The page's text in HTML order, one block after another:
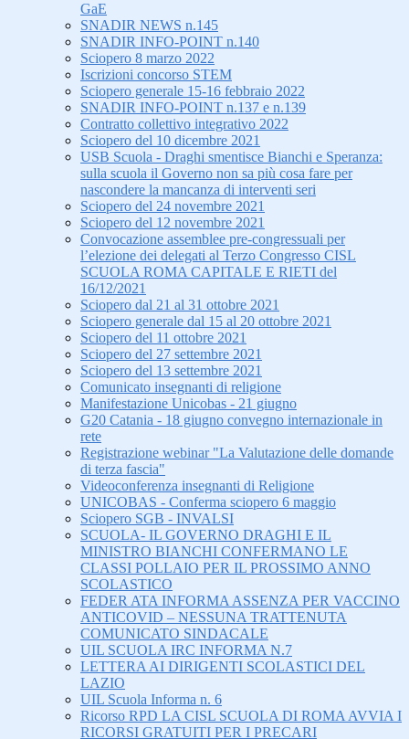
GaE
SNADIR NEWS n.145
SNADIR INFO-POINT n.140
Sciopero 8 marzo 2022
Iscrizioni concorso STEM
Sciopero generale 15-16 febbraio 2022
SNADIR INFO-POINT n.137 e n.139
Contratto collettivo integrativo 2022
Sciopero del 10 dicembre 2021
USB Scuola - Draghi smentisce Bianchi e Speranza:
sulla scuola il Governo non sa più cosa fare per
nascondere la mancanza di interventi seri
Sciopero del 24 novembre 2021
Sciopero del 12 novembre 2021
Convocazione assemblee pre-congressuali per
l’elezione dei delegati al Terzo Congresso CISL
SCUOLA ROMA CAPITALE E RIETI del
16/12/2021
Sciopero dal 21 al 31 ottobre 2021
Sciopero generale dal 15 al 20 ottobre 2021
Sciopero del 11 ottobre 2021
Sciopero del 27 settembre 2021
Sciopero del 13 settembre 2021
Comunicato insegnanti di religione
Manifestazione Unicobas - 21 giugno
G20 Catania - 18 giugno convegno internazionale in
rete
Registrazione webinar "La Valutazione delle domande
di terza fascia"
Videoconferenza insegnanti di Religione
UNICOBAS - Conferma sciopero 6 maggio
Sciopero SGB - INVALSI
SCUOLA- IL GOVERNO DRAGHI E IL
MINISTRO BIANCHI CONFERMANO LE
CLASSI POLLAIO PER IL PROSSIMO ANNO
SCOLASTICO
FEDER ATA INFORMA ASSENZA PER VACCINO
ANTICOVID – NESSUNA TRATTENUTA
COMUNICATO SINDACALE
UIL SCUOLA IRC INFORMA N.7
LETTERA AI DIRIGENTI SCOLASTICI DEL
LAZIO
UIL Scuola Informa n. 6
Ricorso RPD LA CISL SCUOLA DI ROMA AVVIA I
RICORSI GRATUITI PER I PRECARI